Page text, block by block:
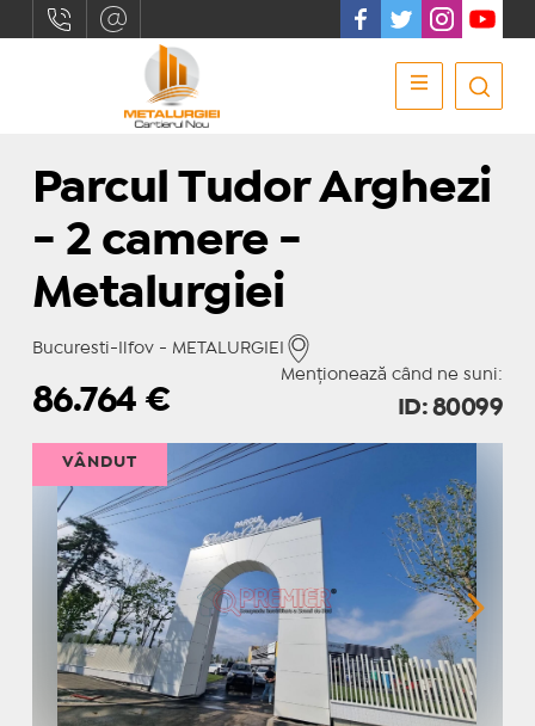
Parcul Tudor Arghezi
- 2 camere -
Metalurgiei
Bucuresti-Ilfov - METALURGIEI
Menționează când ne suni:
86.764€ ID: 80099
VÂNDUT